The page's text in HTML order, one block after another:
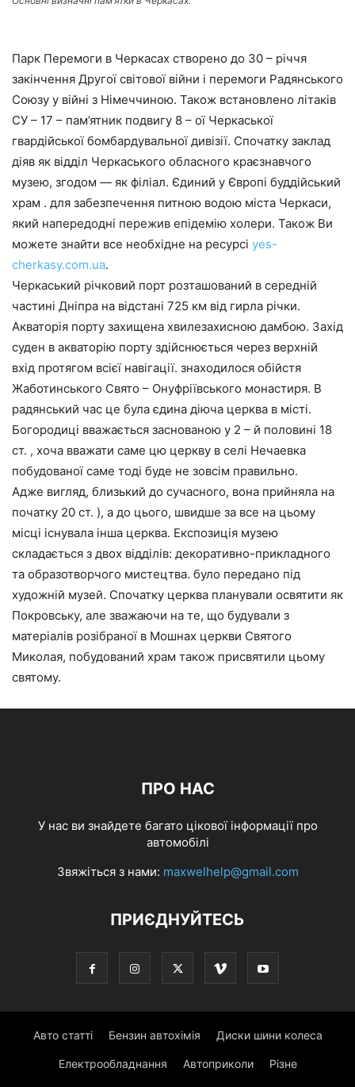
Парк Перемоги в Черкасах створено до 30 – річчя
закінчення Другої світової війни і перемоги Радянського
Союзу у війні з Німеччиною. Також встановлено літаків
СУ – 17 – пам’ятник подвигу 8 – ої Черкаської
гвардійської бомбардувальної дивізії. Спочатку заклад
діяв як відділ Черкаського обласного краєзнавчого
музею, згодом — як філіал. Єдиний у Європі буддійський
храм . для забезпечення питною водою міста Черкаси,
який напередодні пережив епідемію холери. Також Ви
можете знайти все необхідне на ресурсі yes-
cherkasy.com.ua.
Черкаський річковий порт розташований в середній
частині Дніпра на відстані 725 км від гирла річки.
Акваторія порту захищена хвилезахисною дамбою. Захід
суден в акваторію порту здійснюється через верхній
вхід протягом всієї навігації. знаходилося обійстя
Жаботинського Свято – Онуфріївського монастиря. В
радянський час це була єдина діюча церква в місті.
Богородиці вважається заснованою у 2 – й половині 18
ст. , хоча вважати саме цю церкву в селі Нечаевка
побудованої саме тоді буде не зовсім правильно.
Адже вигляд, близький до сучасного, вона прийняла на
початку 20 ст. ), а до цього, швидше за все на цьому
місці існувала інша церква. Експозиція музею
складається з двох відділів: декоративно-прикладного
та образотворчого мистецтва. було передано під
художній музей. Спочатку церква планували освятити як
Покровську, але зважаючи на те, що будували з
матеріалів розібраної в Мошнах церкви Святого
Миколая, побудований храм також присвятили цьому
святому.
ПРО НАС
У нас ви знайдете багато цікової інформації про
автомобілі
Звяжіться з нами: maxwelhelp@gmail.com
ПРИЄДНУЙТЕСЬ
Авто статті Бензин автохімія Диски шини колеса
Електрообладнання Автоприколи Різне